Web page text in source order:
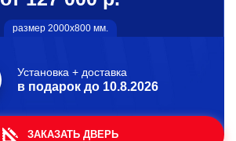
размер 2000х800 мм.
Установка + доставка
в подарок до 10.8.2026
ЗАКАЗАТЬ ДВЕРЬ